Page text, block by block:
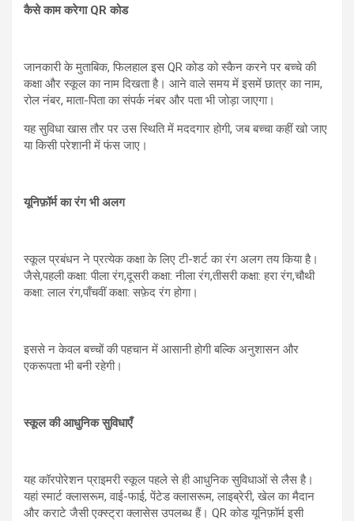
कैसे काम करेगा QR कोड
जानकारी के मुताबिक, फिलहाल इस QR कोड को स्कैन करने पर बच्चे की
कक्षा और स्कूल का नाम दिखता है। आने वाले समय में इसमें छात्र का नाम,
रोल नंबर, माता-पिता का संपर्क नंबर और पता भी जोड़ा जाएगा।
यह सुविधा खास तौर पर उस स्थिति में मददगार होगी, जब बच्चा कहीं खो जाए
या किसी परेशानी में फंस जाए।
यूनिफ़ॉर्म का रंग भी अलग
स्कूल प्रबंधन ने प्रत्येक कक्षा के लिए टी-शर्ट का रंग अलग तय किया है।
जैसे,पहली कक्षा: पीला रंग,दूसरी कक्षा: नीला रंग,तीसरी कक्षा: हरा रंग,चौथी
कक्षा: लाल रंग,पाँचवीं कक्षा: सफ़ेद रंग होगा।
इससे न केवल बच्चों की पहचान में आसानी होगी बल्कि अनुशासन और
एकरूपता भी बनी रहेगी।
स्कूल की आधुनिक सुविधाएँ
यह कॉरपोरेशन प्राइमरी स्कूल पहले से ही आधुनिक सुविधाओं से लैस है।
यहां स्मार्ट क्लासरूम, वाई-फाई, पेंटेड क्लासरूम, लाइब्रेरी, खेल का मैदान
और कराटे जैसी एक्स्ट्रा क्लासेस उपलब्ध हैं। QR कोड यूनिफ़ॉर्म इसी